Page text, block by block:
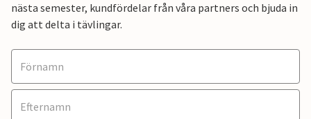
nästa semester, kundfördelar från våra partners och bjuda in
dig att delta i tävlingar.